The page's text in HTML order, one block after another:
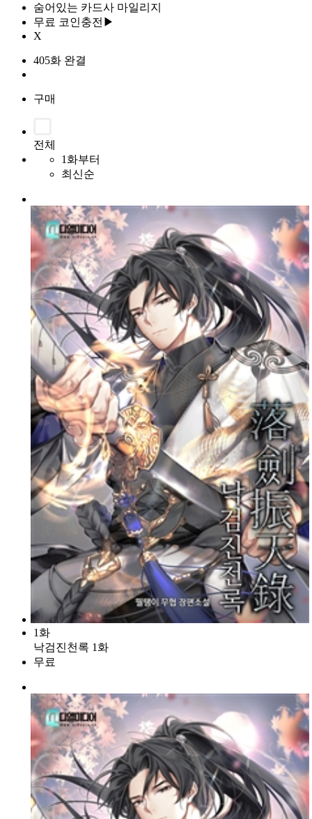
숨어있는 카드사 마일리지
무료 코인충전▶
X
405화 완결
구매
전체
1화부터
최신순
1화
낙검진천록 1화
무료